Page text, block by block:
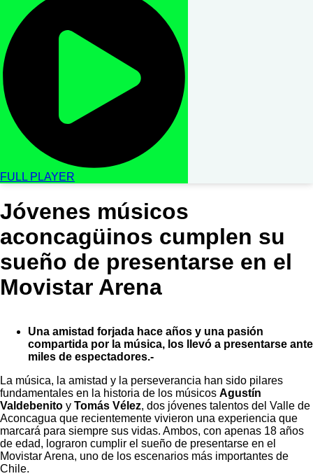
FULL PLAYER
Jóvenes músicos
aconcagüinos cumplen su
sueño de presentarse en el
Movistar Arena
Una amistad forjada hace años y una pasión
compartida por la música, los llevó a presentarse ante
miles de espectadores.-
La música, la amistad y la perseverancia han sido pilares
fundamentales en la historia de los músicos Agustín
Valdebenito y Tomás Vélez, dos jóvenes talentos del Valle de
Aconcagua que recientemente vivieron una experiencia que
marcará para siempre sus vidas. Ambos, con apenas 18 años
de edad, lograron cumplir el sueño de presentarse en el
Movistar Arena, uno de los escenarios más importantes de
Chile.